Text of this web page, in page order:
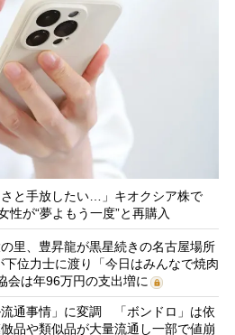
さと手放したい…」キオクシア株で
性が“夢よもう一度”と再購入
里、豊昇龍が黒星続きの名古屋場所
位力士に渡り「今日はみんなで焼肉
は年96万円の支出増に
通事情」に変調 「ボンドロ」は依
品や類似品が大量流通し一部で値崩